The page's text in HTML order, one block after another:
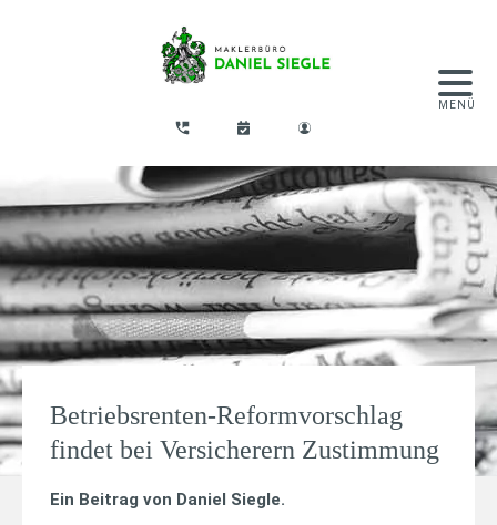
Betriebsrenten-Reformvorschlag
findet bei Versicherern Zustimmung
Ein Beitrag von Daniel Siegle.